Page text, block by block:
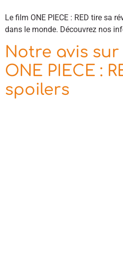
Le film ONE PIECE : RED tire sa
dans le monde. Découvrez nos
Notre avis sur
ONE PIECE :
spoilers